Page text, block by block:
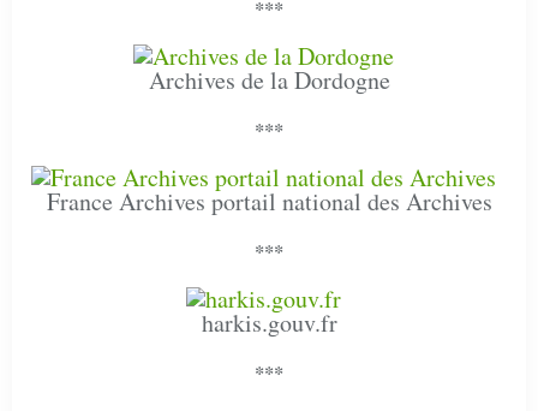
***
Archives de la Dordogne
***
France Archives portail national des Archives
***
harkis.gouv.fr
***